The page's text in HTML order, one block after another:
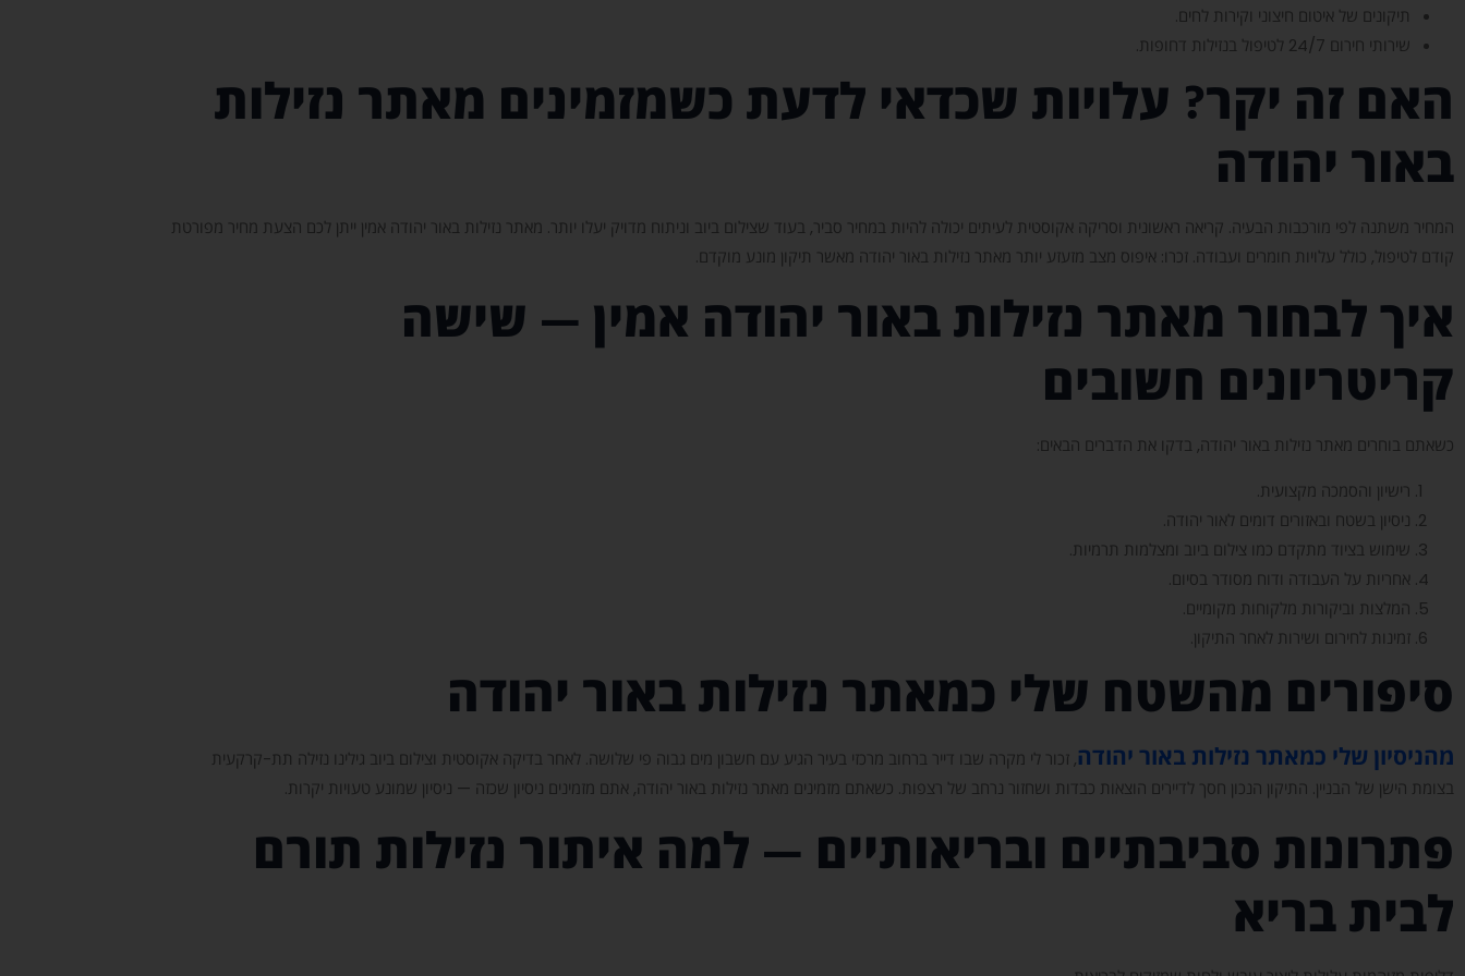
תיקונים של איטום חיצוני וקירות לחים.
שירותי חירום 24/7 לטיפול בנזילות דחופות.
האם זה יקר? עלויות שכדאי לדעת כשמזמינים מאתר נזילות
באור יהודה
המחיר משתנה לפי מורכבות הבעיה. קריאה ראשונית וסריקה אקוסטית לעיתים יכולה להיות במחיר סביר, בעוד שצילום ביוב וניתוח מדויק יעלו יותר. מאתר נזילות באור יהודה אמין ייתן לכם הצעת מחיר מפורטת
קודם לטיפול, כולל עלויות חומרים ועבודה. זכרו: איפוס מצב מזעזע יותר מאתר נזילות באור יהודה מאשר תיקון מונע מוקדם.
איך לבחור מאתר נזילות באור יהודה אמין — שישה
קריטריונים חשובים
כשאתם בוחרים מאתר נזילות באור יהודה, בדקו את הדברים הבאים:
רישיון והסמכה מקצועית.
ניסיון בשטח ובאזורים דומים לאור יהודה.
שימוש בציוד מתקדם כמו צילום ביוב ומצלמות תרמיות.
אחריות על העבודה ודוח מסודר בסיום.
המלצות וביקורות מלקוחות מקומיים.
זמינות לחירום ושירות לאחר התיקון.
סיפורים מהשטח שלי כמאתר נזילות באור יהודה
מהניסיון שלי כמאתר נזילות באור יהודה, זכור לי מקרה שבו דייר ברחוב מרכזי בעיר הגיע עם חשבון מים גבוה פי שלושה. לאחר בדיקה אקוסטית וצילום ביוב גילינו נזילה תת-קרקעית
בצומת הישן של הבניין. התיקון הנכון חסך לדיירים הוצאות כבדות ושחזור נרחב של רצפות. כשאתם מזמינים מאתר נזילות באור יהודה, אתם מזמינים ניסיון שכזה — ניסיון שמונע טעויות יקרות.
פתרונות סביבתיים ובריאותיים — למה איתור נזילות תורם
לבית בריא